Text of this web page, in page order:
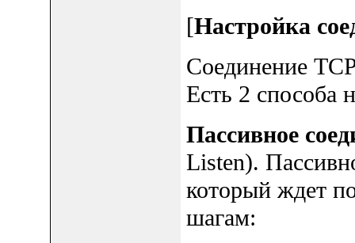
[Настройка
Соединение
Есть 2 способа
Пассивное
Listen).
который ждет
шагам: